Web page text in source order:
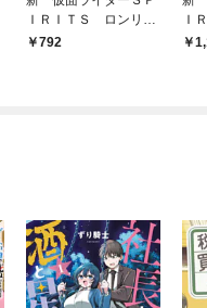
ＩＲＩＴＳ ロンリー
仮面ライダー編（１）
792
Ｉ
仮